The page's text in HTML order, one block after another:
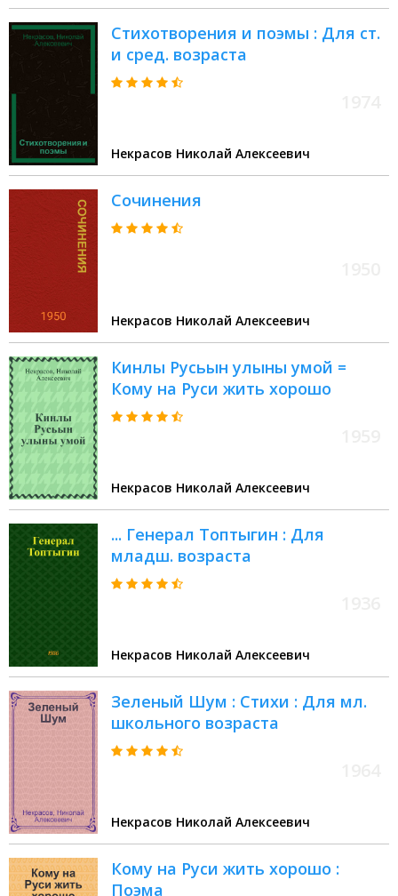
Стихотворения и поэмы : Для ст.
и сред. возраста
Некрасов Николай Алексеевич
Сочинения
Некрасов Николай Алексеевич
Кинлы Русьын улыны умой =
Кому на Руси жить хорошо
Некрасов Николай Алексеевич
... Генерал Топтыгин : Для
младш. возраста
Некрасов Николай Алексеевич
Зеленый Шум : Стихи : Для мл.
школьного возраста
Некрасов Николай Алексеевич
Кому на Руси жить хорошо :
Поэма